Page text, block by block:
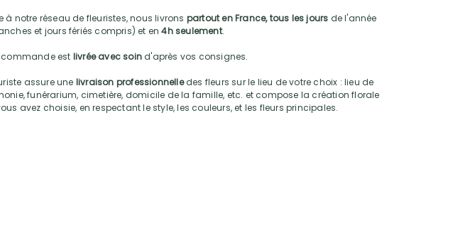
à notre réseau de fleuristes, nous livrons partout en France, tous les jours de l'année
et jours fériés compris) et en4h seulement.
commande est livrée avec soind'après vos consignes.
assure une livraison professionnelledes fleurs sur le lieu de votre choix : lieu de
funérarium, cimetière, domicile de la famille, etc. et compose la création florale
avez choisie, en respectant le style, les couleurs, et les fleurs principales.